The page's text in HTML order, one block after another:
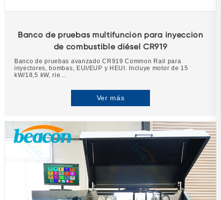
Banco de pruebas multifunción para inyección
de combustible diésel CR919
Banco de pruebas avanzado CR919 Common Rail para
inyectores, bombas, EUI/EUP y HEUI. Incluye motor de 15
kW/18,5 kW, rie...
Ver más